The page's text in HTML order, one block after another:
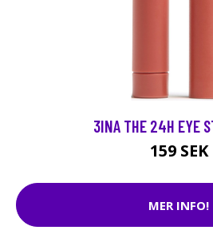
3INA THE 24H EYE
159 SEK
MER INFO!